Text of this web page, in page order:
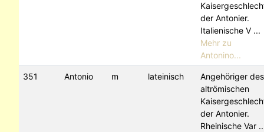
der Antonier.
Italienische V ...
Mehr zu
Antonino...
351 Antonio m lateinisch
Angehöriger des
altrömischen
der Antonier.
Rheinische Var